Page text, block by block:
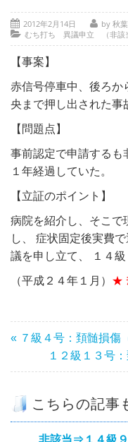
ご相談・お問い合わ
2012年2月14日
by 秋
むち打ち 異議申立 （非該
【事案】
赤信号停車中、後ろか
央まで押し出された事
【問題点】
事前認定で申請するも
１年経過していた。
【立証のポイント】
病院を紹介し、そこで
し、 症状固定後実費
議を申し立て、 １４級
（平成２４年１月） ★
« ７級４号：頚髄損傷
１２級１３号
こちらの記事